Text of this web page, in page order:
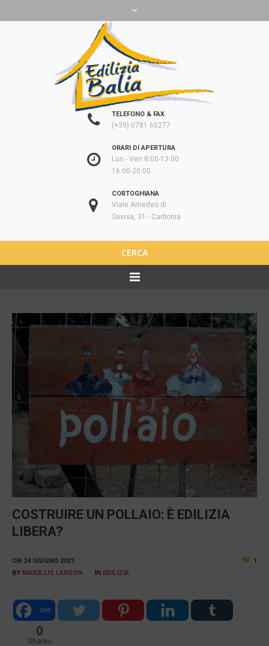
TELEFONO & FAX
(+39) 0781 60277
ORARI DI APERTURA
Lun - Ven 8:00-13:00
16:00-20:00
CORTOGHIANA
Viale Amedeo di
Savoia, 31 - Carbonia
CERCA
COSTRUIRE UN POLLAIO: È EDILIZIA
LIBERA?
1
ON 24 GIUGNO 2021
BY MARIE LIS LARDON IN EDILIZIA
200
0
Shares